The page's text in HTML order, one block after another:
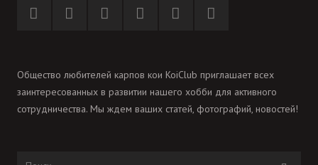
Общество любителей карпов кои KoiClub приглашает всех
заинтересованных в развитии нашего хобби для активного
сотрудничества. Мы ждем ваших статей, фотографий, новостей!